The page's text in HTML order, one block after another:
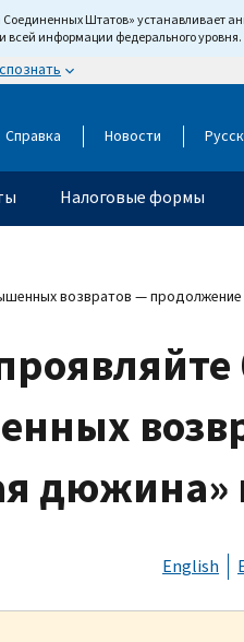
Штатов»
всей информации федерального уровня.
Справка Новости
Налоговые формы
возвратов — продолжение
дюжина»
English